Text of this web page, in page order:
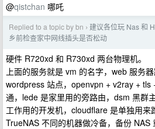
@qistchan 哪吒
Replied to a topic by bn › 建议各位玩 Nas 和
乡前检查家中网线插头是否松动
硬件 R720xd 和 R730xd 两台物理机。
上面的服务就是 vm 的名字，web 服务器
wordpress 站点，openvpn + v2ray + tls
通，lede 是家里用的旁路由，dsm 黑群
工作用的开发机，cloudflare 是单独用来
TrueNAS 不同的机器做冷备，备份 NAS